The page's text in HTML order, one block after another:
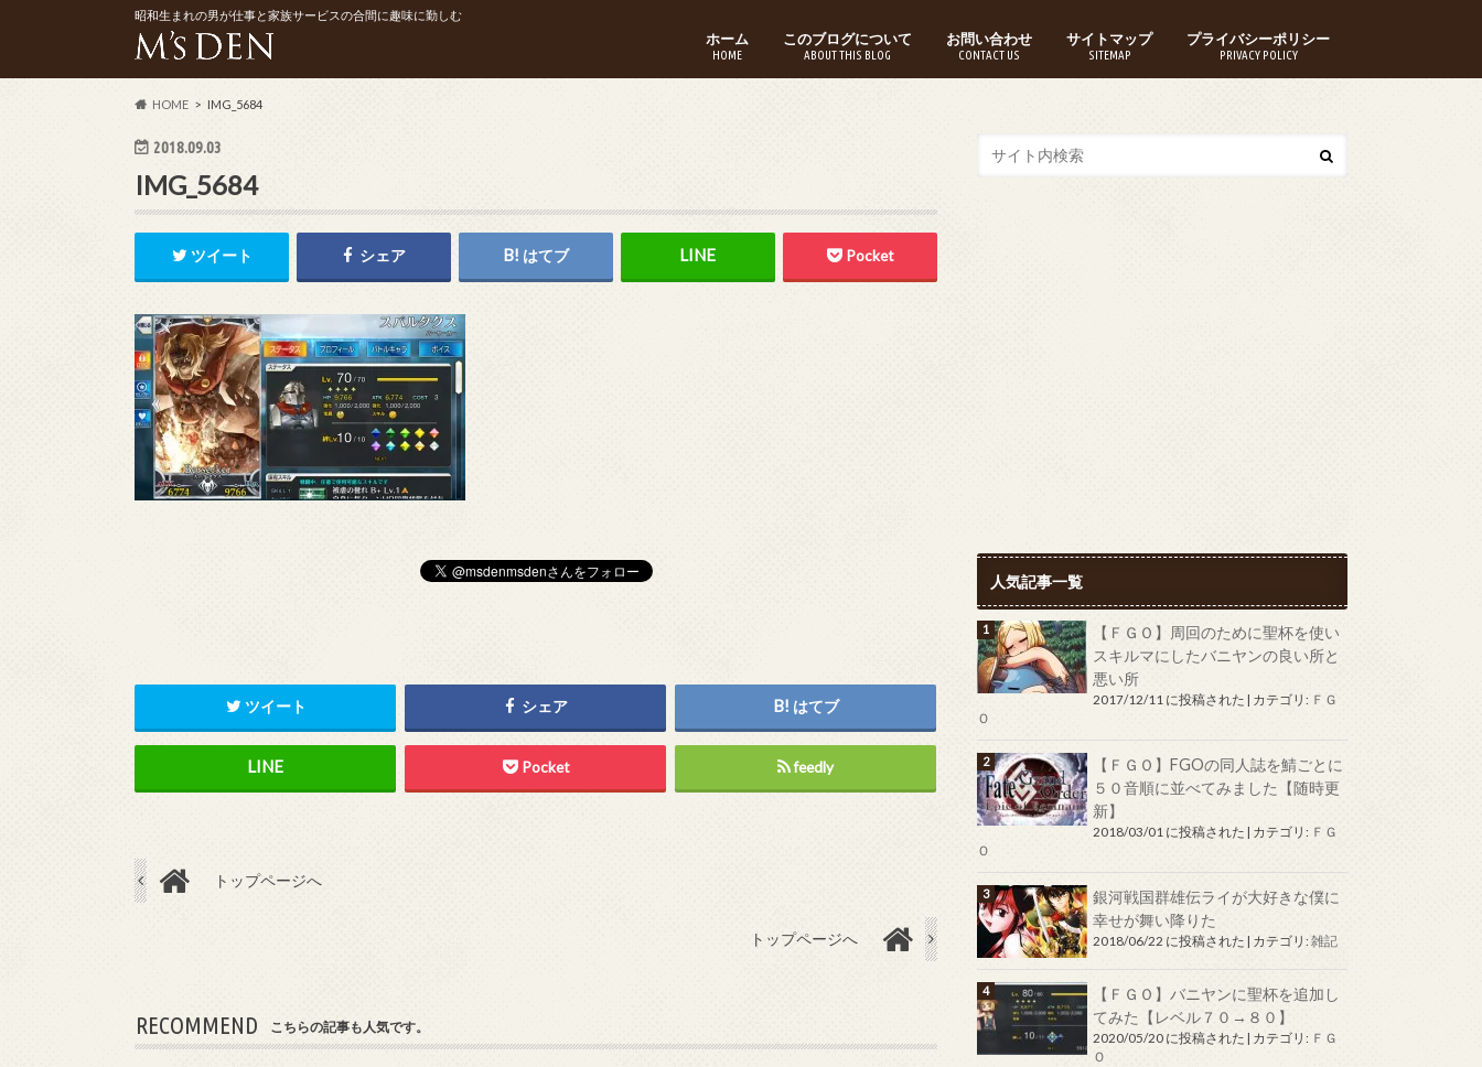
昭和生まれの男が仕事と家族サービスの合間に趣味に勤しむ
ホーム
HOME
このブログについて
ABOUT THIS BLOG
お問い合わせ
CONTACT US
サイトマップ
SITEMAP
プライバシーポリシー
PRIVACY POLICY
HOME IMG_5684
2018.09.03
IMG_5684
ツイート シェア はてブ Pocket
ツイート シェア はてブ
Pocket feedly
トップページへ
トップページへ
RECOMMEND こちらの記事も人気です。
人気記事一覧
【ＦＧＯ】周回のために聖杯を使い
スキルマにしたバニヤンの良い所と
悪い所
2017/12/11 に投稿された カテゴリ: ＦＧ
Ｏ
【ＦＧＯ】FGOの同人誌を鯖ごとに
５０音順に並べてみました【随時更
新】
2018/03/01 に投稿された | カテゴリ: ＦＧ
Ｏ
銀河戦国群雄伝ライが大好きな僕に
幸せが舞い降りた
2018/06/22 に投稿された | カテゴリ: 雑記
【ＦＧＯ】バニヤンに聖杯を追加し
てみた【レベル７０→８０】
2020/05/20 に投稿された カテゴリ: ＦＧ
Ｏ